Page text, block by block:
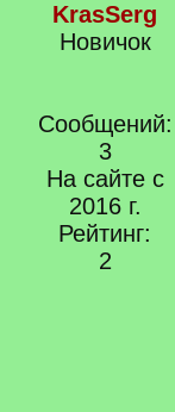
KrasSerg
Новичок
Сообщений:
3
На сайте с
2016 г.
Рейтинг:
2